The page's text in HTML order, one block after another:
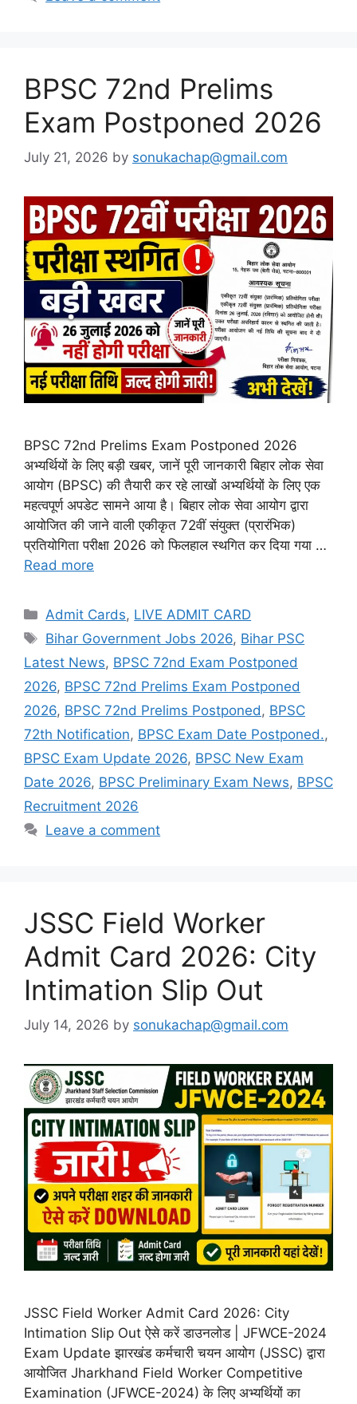
BPSC 72nd Prelims
Exam Postponed 2026
July 21, 2026 by sonukachap@gmail.com
BPSC 72nd Prelims Exam Postponed 2026
अभ्यर्थियों के लिए बड़ी खबर, जानें पूरी जानकारी बिहार लोक सेवा
आयोग (BPSC) की तैयारी कर रहे लाखों अभ्यर्थियों के लिए एक
महत्वपूर्ण अपडेट सामने आया है। बिहार लोक सेवा आयोग द्वारा
आयोजित की जाने वाली एकीकृत 72वीं संयुक्त (प्रारंभिक)
प्रतियोगिता परीक्षा 2026 को फिलहाल स्थगित कर दिया गया …
Read more
Admit Cards, LIVE ADMIT CARD
Bihar Government Jobs 2026, Bihar PSC
Latest News, BPSC 72nd Exam Postponed
2026, BPSC 72nd Prelims Exam Postponed
2026, BPSC 72nd Prelims Postponed , BPSC
72th Notification, BPSC Exam Date Postponed.,
BPSC Exam Update 2026, BPSC New Exam
Date 2026, BPSC Preliminary Exam News, BPSC
Recruitment 2026
Leave a comment
JSSC Field Worker
Admit Card 2026: City
Intimation Slip Out
July 14, 2026 by sonukachap@gmail.com
JSSC Field Worker Admit Card 2026: City
Intimation Slip Out ऐसे करें डाउनलोड | JFWCE-2024
Exam Update झारखंड कर्मचारी चयन आयोग (JSSC) द्वारा
आयोजित Jharkhand Field Worker Competitive
Examination (JFWCE-2024) के लिए अभ्यर्थियों का